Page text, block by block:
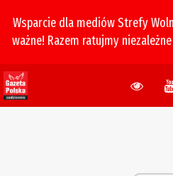
Wsparcie dla mediów Strefy
ważne! Razem ratujmy